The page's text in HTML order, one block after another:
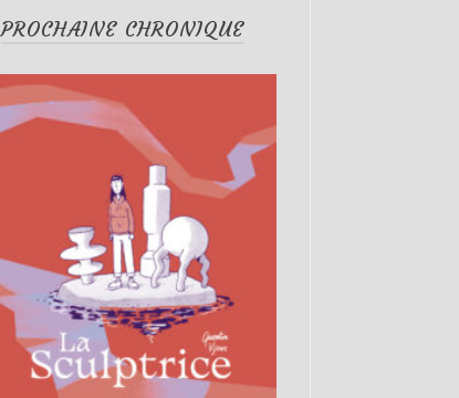
PROCHAINE CHRONIQUE